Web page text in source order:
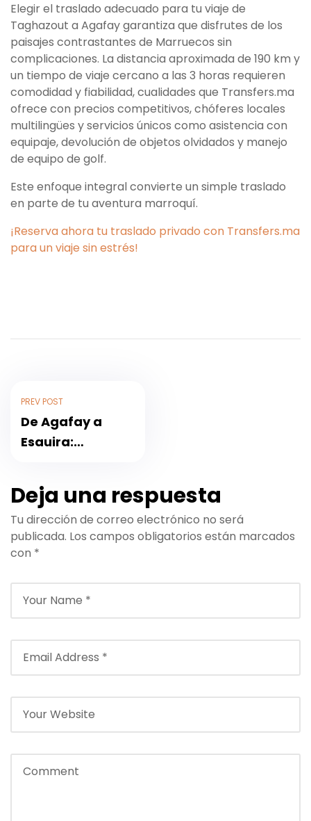
Elegir el traslado adecuado para tu viaje de
Taghazout a Agafay garantiza que disfrutes de los
paisajes contrastantes de Marruecos sin
complicaciones. La distancia aproximada de 190 km y
un tiempo de viaje cercano a las 3 horas requieren
comodidad y fiabilidad, cualidades que Transfers.ma
ofrece con precios competitivos, chóferes locales
multilingües y servicios únicos como asistencia con
equipaje, devolución de objetos olvidados y manejo
de equipo de golf.
Este enfoque integral convierte un simple traslado
en parte de tu aventura marroquí.
¡Reserva ahora tu traslado privado con Transfers.ma
para un viaje sin estrés!
PREV POST
De Agafay a
Esauira:
Privados Sin
Contratiempos
para la
Temporada de
Deja una respuesta
Tu dirección de correo electrónico no será
publicada. Los campos obligatorios están marcados
con *